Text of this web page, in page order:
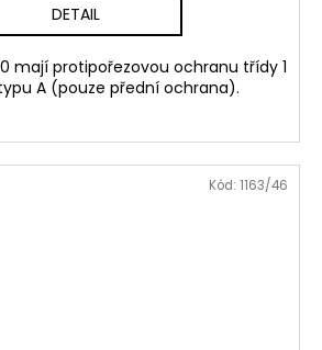
DETAIL
mají protipořezovou ochranu třídy 1
A (pouze přední ochrana).
Kód: 1163/46